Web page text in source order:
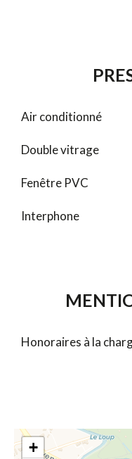
Air conditionné
Double vitrage
Fenêtre PVC
Interphone
Honoraires à la
+